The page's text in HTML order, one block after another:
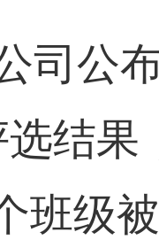
司公
结果
班级